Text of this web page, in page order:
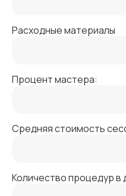
Расходные материалы
Процент мастера:
Средняя стоимость
Количество процедур в